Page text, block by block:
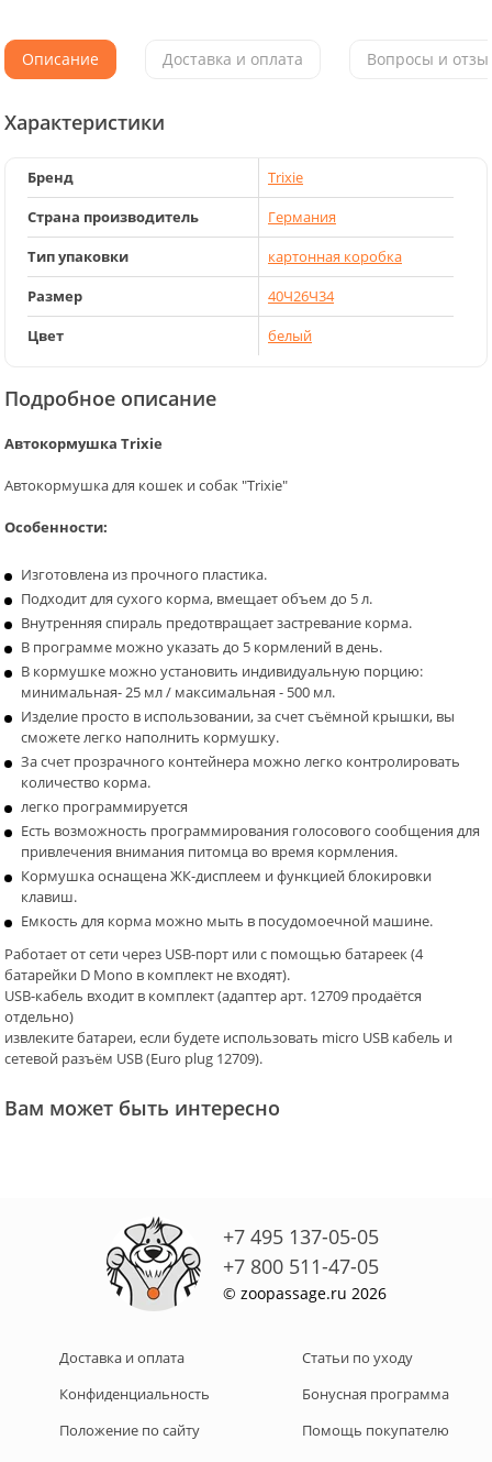
Описание Доставка и оплата Вопросы и
Характеристики
Бренд
Trixie
Страна производитель
Германия
Тип упаковки
картонная коробка
Размер
40Ч26Ч34
Цвет
белый
Подробное описание
Автокормушка Trixie
Автокормушка для кошек и собак "Trixie"
Особенности:
Изготовлена из прочного пластика.
Подходит для сухого корма, вмещает объем до 5 л.
Внутренняя спираль предотвращает застревание корма.
В программе можно указать до 5 кормлений в день.
В кормушке можно установить индивидуальную порцию:
минимальная- 25 мл / максимальная - 500 мл.
Изделие просто в использовании, за счет съёмной крышки, вы
сможете легко наполнить кормушку.
За счет прозрачного контейнера можно легко контролировать
количество корма.
легко программируется
Есть возможность программирования голосового сообщения для
привлечения внимания питомца во время кормления.
Кормушка оснащена ЖК-дисплеем и функцией блокировки
клавиш.
Емкость для корма можно мыть в посудомоечной машине.
Работает от сети через USB-порт или с помощью батареек (4
батарейки D Mono в комплект не входят).
USB-кабель входит в комплект (адаптер арт. 12709 продаётся
отдельно)
извлеките батареи, если будете использовать micro USB кабель и
сетевой разъём USB (Euro plug 12709).
Вам может быть интересно
+7 495 137-05-05
+7 800 511-47-05
© zoopassage.ru 2026
Доставка и оплата
Конфиденциальность
Положение по сайту
Статьи по уходу
Бонусная программа
Помощь покупателю